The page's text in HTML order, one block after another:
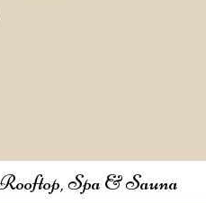
Spa & Sauna